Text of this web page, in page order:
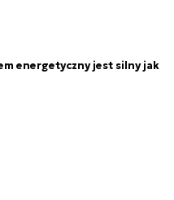
energetyczny jest silny jak